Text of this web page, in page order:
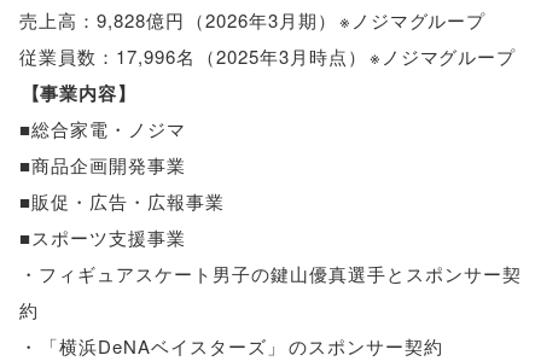
売上高：9,828億円 （2026年3月期） ※ノジマグループ
従業員数：17,996名
（2025年3月時点） ※ノジマグループ
【事業内容】
■総合家電・ノジマ
■商品企画開発事業
■販促・広告・広報事業
■スポーツ支援事業
・フィギュアスケート男子の鍵山優真選手とスポンサー契
約
・
「横浜DeNAベイスターズ 」 のスポンサー契約